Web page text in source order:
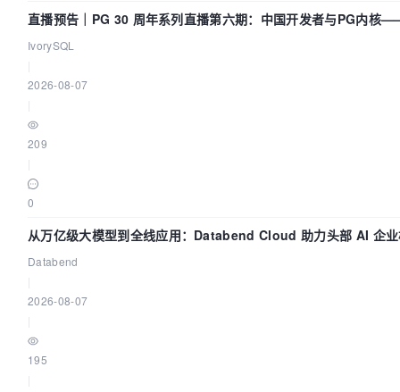
直播预告｜PG 30 周年系列直播第六期：中国开发者与PG内核
们改得动吗？我们贡献了什么？
IvorySQL
2026-08-07
209
0
从万亿级大模型到全线应用：Databend Cloud 助力头部 AI 企
全链路 Trace 数据管道
Databend
2026-08-07
195